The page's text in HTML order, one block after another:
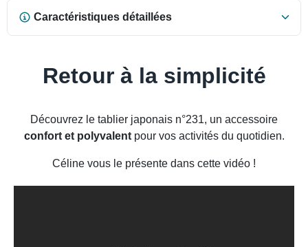
Caractéristiques détaillées
Retour à la simplicité
Découvrez le tablier japonais n°231, un accessoire
confort et polyvalentpour vos activités du quotidien.
Céline vous le présente dans cette vidéo !